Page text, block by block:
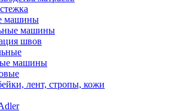
машины
машины
швов
машины
лент, стропы, кожи